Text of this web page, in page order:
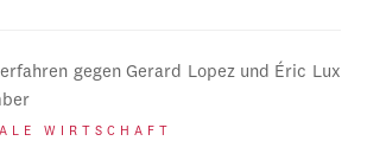
gegen Gerard Lopez und Éric Lux
WIRTSCHAFT